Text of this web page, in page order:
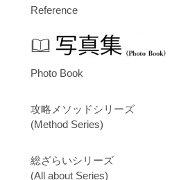
Reference
Photo Book
攻略メソッドシリーズ
(Method Series)
総ざらいシリーズ
(All about Series)